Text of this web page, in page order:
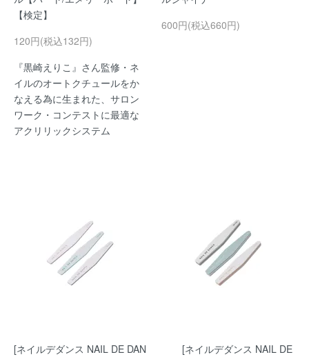
【検定】
120円(税込132円)
『黒崎えりこ』さん監修・ネ
イルのオートクチュールをか
なえる為に生まれた、サロン
ワーク・コンテストに最適な
アクリリックシステム
600円(税込660円)
[ネイルデダンス NAIL DE DAN
[ネイルデダンス NAIL DE